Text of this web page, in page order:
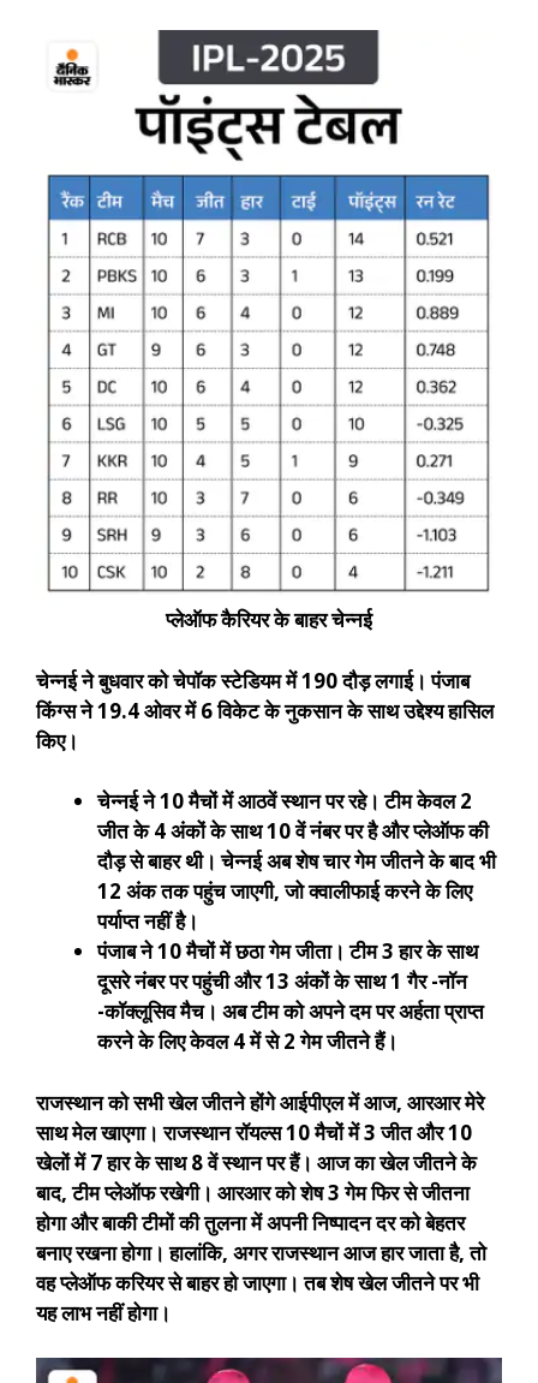
प्लेऑफ कैरियर के बाहर चेन्नई
चेन्नई ने बुधवार को चेपॉक स्टेडियम में 190 दौड़ लगाई। पंजाब
किंग्स ने 19.4 ओवर में 6 विकेट के नुकसान के साथ उद्देश्य हासिल
किए।
चेन्नई ने 10 मैचों में आठवें स्थान पर रहे। टीम केवल 2
जीत के 4 अंकों के साथ 10 वें नंबर पर है और प्लेऑफ की
दौड़ से बाहर थी। चेन्नई अब शेष चार गेम जीतने के बाद भी
12 अंक तक पहुंच जाएगी, जो क्वालीफाई करने के लिए
पर्याप्त नहीं है।
पंजाब ने 10 मैचों में छठा गेम जीता। टीम 3 हार के साथ
दूसरे नंबर पर पहुंची और 13 अंकों के साथ 1 गैर -नॉन
-कॉक्लूसिव मैच। अब टीम को अपने दम पर अर्हता प्राप्त
करने के लिए केवल 4 में से 2 गेम जीतने हैं।
राजस्थान को सभी खेल जीतने होंगेआईपीएल में आज, आरआर मेरे
साथ मेल खाएगा। राजस्थान रॉयल्स 10 मैचों में 3 जीत और 10
खेलों में 7 हार के साथ 8 वें स्थान पर हैं। आज का खेल जीतने के
बाद, टीम प्लेऑफ रखेगी। आरआर को शेष 3 गेम फिर से जीतना
होगा और बाकी टीमों की तुलना में अपनी निष्पादन दर को बेहतर
बनाए रखना होगा। हालांकि, अगर राजस्थान आज हार जाता है, तो
वह प्लेऑफ करियर से बाहर हो जाएगा। तब शेष खेल जीतने पर भी
यह लाभ नहीं होगा।